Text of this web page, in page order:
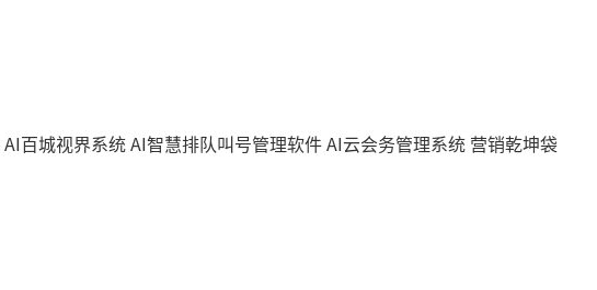
AI百城视界系统AI智慧排队叫号管理软件AI云会务管理系统 营销乾坤袋